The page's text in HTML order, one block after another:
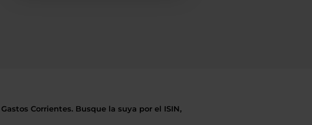
Corrientes. Busque la suya por el ISIN,